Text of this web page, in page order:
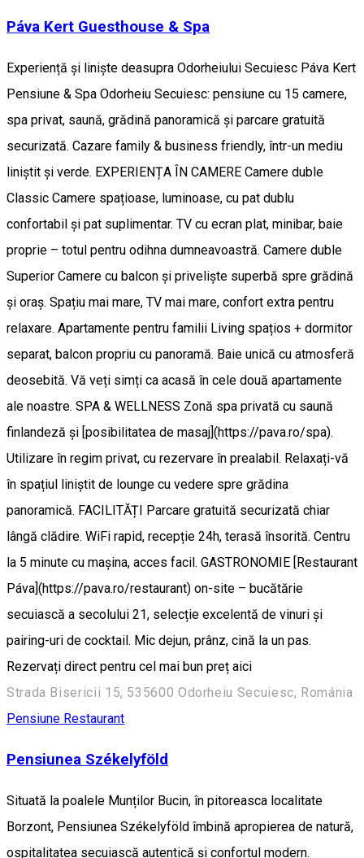
Páva Kert Guesthouse & Spa
Experiență și liniște deasupra Odorheiului Secuiesc Páva Kert
Pensiune & Spa Odorheiu Secuiesc: pensiune cu 15 camere,
spa privat, saună, grădină panoramică și parcare gratuită
securizată. Cazare family & business friendly, într-un mediu
liniștit și verde. EXPERIENȚA ÎN CAMERE Camere duble
Classic Camere spațioase, luminoase, cu pat dublu
confortabil și pat suplimentar. TV cu ecran plat, minibar, baie
proprie – totul pentru odihna dumneavoastră. Camere duble
Superior Camere cu balcon și priveliște superbă spre grădină
și oraș. Spațiu mai mare, TV mai mare, confort extra pentru
relaxare. Apartamente pentru familii Living spațios + dormitor
separat, balcon propriu cu panoramă. Baie unică cu atmosferă
deosebită. Vă veți simți ca acasă în cele două apartamente
ale noastre. SPA & WELLNESS Zonă spa privată cu saună
finlandeză și [posibilitatea de masaj](https://pava.ro/spa).
Utilizare în regim privat, cu rezervare în prealabil. Relaxați-vă
în spațiul liniștit de lounge cu vedere spre grădina
panoramică. FACILITĂȚI Parcare gratuită securizată chiar
lângă clădire. WiFi rapid, recepție 24h, terasă însorită. Centru
la 5 minute cu mașina, acces facil. GASTRONOMIE [Restaurant
Páva](https://pava.ro/restaurant) on-site – bucătărie
secuiască a secolului 21, selecție excelentă de vinuri și
pairing-uri de cocktail. Mic dejun, prânz, cină la un pas.
Rezervați direct pentru cel mai bun preț aici
Strada Bisericii 15, 535600 Odorheiu Secuiesc, Románia
Pensiune Restaurant
Pensiunea Székelyföld
Situată la poalele Munților Bucin, în pitoreasca localitate
Borzont, Pensiunea Székelyföld îmbină apropierea de natură,
ospitalitatea secuiască autentică și confortul modern.